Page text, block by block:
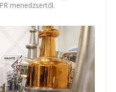
PR menedzsertől.